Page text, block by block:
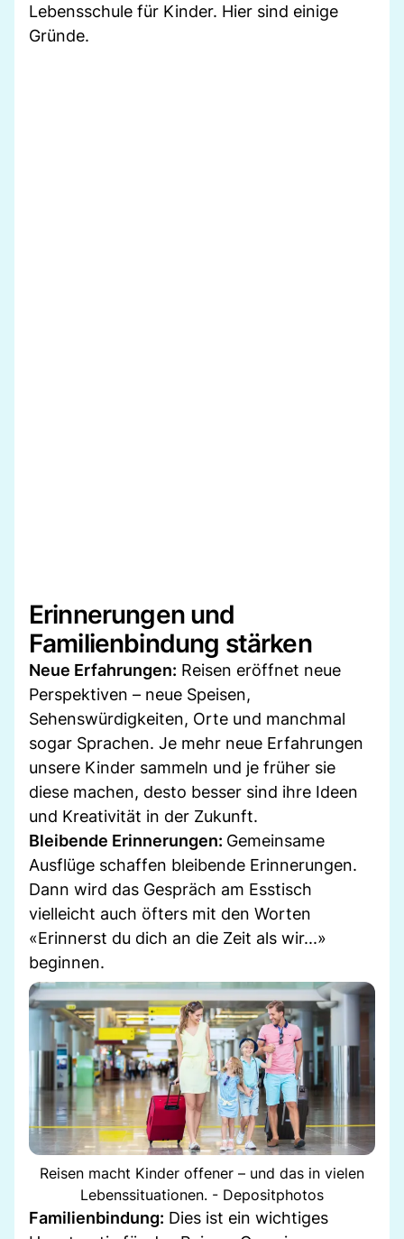
Lebensschule für Kinder. Hier sind einige
Gründe.
Erinnerungen und
Familienbindung stärken
Neue Erfahrungen: Reisen eröffnet neue
Perspektiven – neue Speisen,
Sehenswürdigkeiten, Orte und manchmal
sogar Sprachen. Je mehr neue Erfahrungen
unsere Kinder sammeln und je früher sie
diese machen, desto besser sind ihre Ideen
und Kreativität in der Zukunft.
Bleibende Erinnerungen: Gemeinsame
Ausflüge schaffen bleibende Erinnerungen.
Dann wird das Gespräch am Esstisch
vielleicht auch öfters mit den Worten
«Erinnerst du dich an die Zeit als wir...»
beginnen.
Reisen macht Kinder offener – und das in vielen
Lebenssituationen. - Depositphotos
Familienbindung: Dies ist ein wichtiges